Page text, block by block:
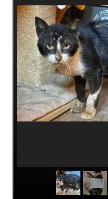
Helfen
Spenden
Danke
Pate
werden
Pate
gefunden